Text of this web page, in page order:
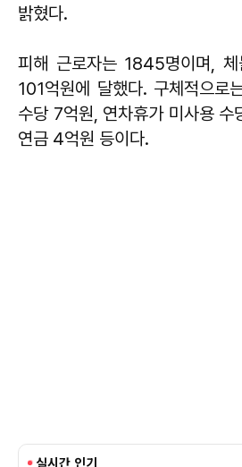
밝혔다.
피해 근로자는 1845명이며,
101억원에 달했다. 구체적으로
수당 7억원, 연차휴가 미사용 수
연금 4억원 등이다.